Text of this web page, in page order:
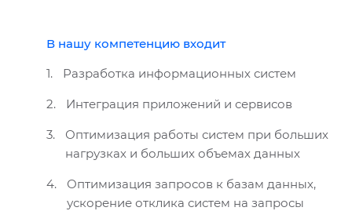
В нашу компетенцию входит
1.
Разработка информационных систем
2. Интеграция приложений и сервисов
3.
Оптимизация работы систем при больших
нагрузках и больших объемах данных
4.
Оптимизация запросов к базам данных,
ускорение отклика систем на запросы